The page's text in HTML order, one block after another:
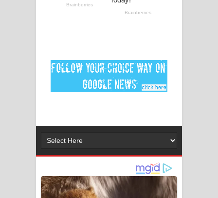
Dai Dai Lyrics - Shakira, Burna Boy |
2026 football world cup song lyrics
Niwuna Numba Hinda Song Lyrics -